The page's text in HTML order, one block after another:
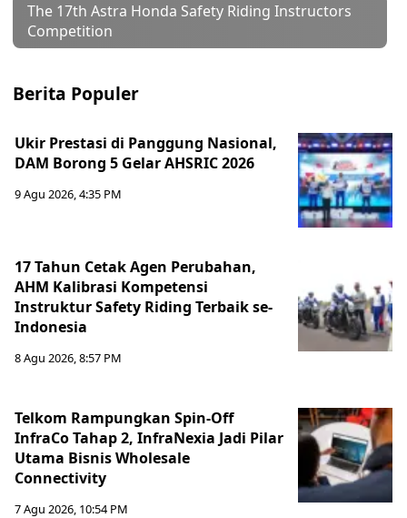
The 17th Astra Honda Safety Riding Instructors
Competition
Berita Populer
Ukir Prestasi di Panggung Nasional,
DAM Borong 5 Gelar AHSRIC 2026
9 Agu 2026, 4:35 PM
17 Tahun Cetak Agen Perubahan,
AHM Kalibrasi Kompetensi
Instruktur Safety Riding Terbaik se-
Indonesia
8 Agu 2026, 8:57 PM
Telkom Rampungkan Spin-Off
InfraCo Tahap 2, InfraNexia Jadi Pilar
Utama Bisnis Wholesale
Connectivity
7 Agu 2026, 10:54 PM